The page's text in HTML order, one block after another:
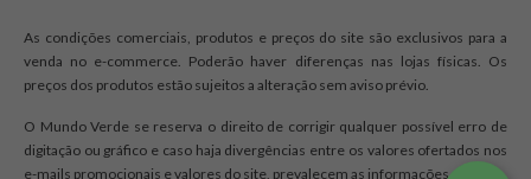
As condições comerciais, produtos e preços do site são exclusivos para a
venda no e-commerce. Poderão haver diferenças nas lojas físicas. Os
preços dos produtos estão sujeitos a alteração sem aviso prévio.
O Mundo Verde se reserva o direito de corrigir qualquer possível erro de
digitação ou gráfico e caso haja divergências entre os valores ofertados nos
e-mails promocionais e valores do site, prevalecem as informações do site.